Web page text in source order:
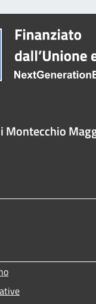
Montecchio